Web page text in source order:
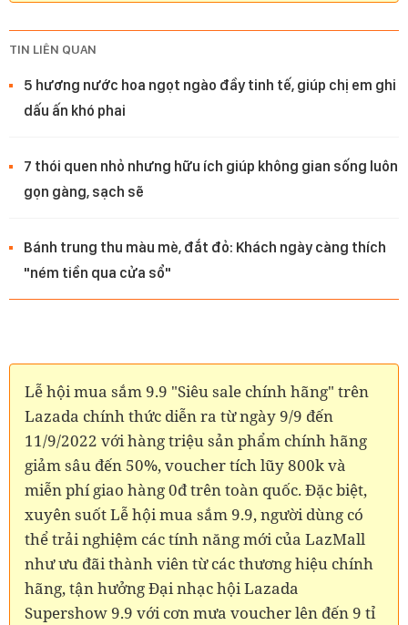
TIN LIÊN QUAN
5 hương nước hoa ngọt ngào đầy tinh tế, giúp chị em ghi
dấu ấn khó phai
7 thói quen nhỏ nhưng hữu ích giúp không gian sống luôn
gọn gàng, sạch sẽ
Bánh trung thu màu mè, đắt đỏ: Khách ngày càng thích
"ném tiền qua cửa sổ"
Lễ hội mua sắm 9.9 "Siêu sale chính hãng" trên
Lazada chính thức diễn ra từ ngày 9/9 đến
11/9/2022 với hàng triệu sản phẩm chính hãng
giảm sâu đến 50%, voucher tích lũy 800k và
miễn phí giao hàng 0đ trên toàn quốc. Đặc biệt,
xuyên suốt Lễ hội mua sắm 9.9, người dùng có
thể trải nghiệm các tính năng mới của LazMall
như ưu đãi thành viên từ các thương hiệu chính
hãng, tận hưởng Đại nhạc hội Lazada
Supershow 9.9 với cơn mưa voucher lên đến 9 tỉ